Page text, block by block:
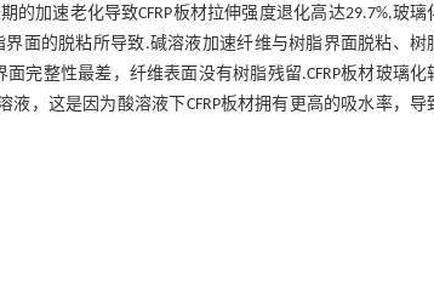
加速老化导致CFRP板材拉伸强度退化高达29.7%,玻璃
界面的脱粘所导致.碱溶液加速纤维与树脂界面脱粘、树
完整性最差，纤维表面没有树脂残留.CFRP板材玻璃化
，这是因为酸溶液下CFRP板材拥有更高的吸水率，导